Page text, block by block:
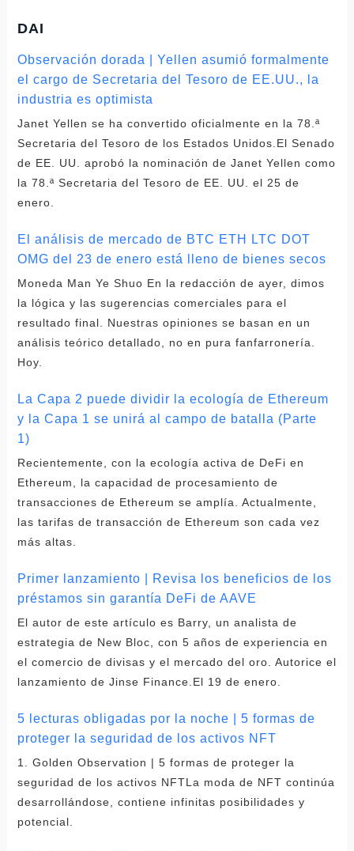
DAI
Observación dorada | Yellen asumió formalmente
el cargo de Secretaria del Tesoro de EE.UU., la
industria es optimista
Janet Yellen se ha convertido oficialmente en la 78.ª
Secretaria del Tesoro de los Estados Unidos.El Senado
de EE. UU. aprobó la nominación de Janet Yellen como
la 78.ª Secretaria del Tesoro de EE. UU. el 25 de
enero.
El análisis de mercado de BTC ETH LTC DOT
OMG del 23 de enero está lleno de bienes secos
Moneda Man Ye Shuo En la redacción de ayer, dimos
la lógica y las sugerencias comerciales para el
resultado final. Nuestras opiniones se basan en un
análisis teórico detallado, no en pura fanfarronería.
Hoy.
La Capa 2 puede dividir la ecología de Ethereum
y la Capa 1 se unirá al campo de batalla (Parte
1)
Recientemente, con la ecología activa de DeFi en
Ethereum, la capacidad de procesamiento de
transacciones de Ethereum se amplía. Actualmente,
las tarifas de transacción de Ethereum son cada vez
más altas.
Primer lanzamiento | Revisa los beneficios de los
préstamos sin garantía DeFi de AAVE
El autor de este artículo es Barry, un analista de
estrategia de New Bloc, con 5 años de experiencia en
el comercio de divisas y el mercado del oro. Autorice el
lanzamiento de Jinse Finance.El 19 de enero.
5 lecturas obligadas por la noche | 5 formas de
proteger la seguridad de los activos NFT
1. Golden Observation | 5 formas de proteger la
seguridad de los activos NFTLa moda de NFT continúa
desarrollándose, contiene infinitas posibilidades y
potencial.